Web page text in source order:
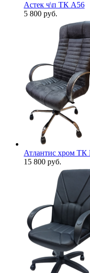
Астек ч\п ТК А56
5 800 руб.
Атлантис хром ТК
15 800 руб.